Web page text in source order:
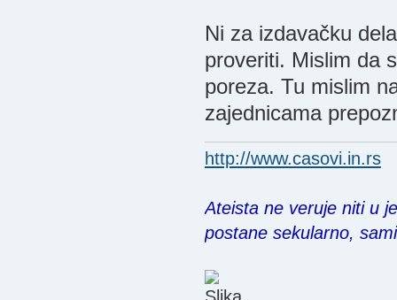
Ni za izdavačku
proveriti. Mislim da
poreza. Tu mislim
zajednicama
http://www.casovi.in.rs
Ateista ne veruje niti u
postane sekularno,